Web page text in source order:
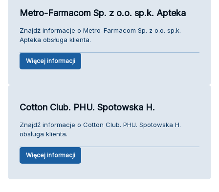
Metro-Farmacom Sp. z o.o. sp.k. Apteka
Znajdź informacje o Metro-Farmacom Sp. z o.o. sp.k.
Apteka obsługa klienta.
Więcej informacji
Cotton Club. PHU. Spotowska H.
Znajdź informacje o Cotton Club. PHU. Spotowska H.
obsługa klienta.
Więcej informacji